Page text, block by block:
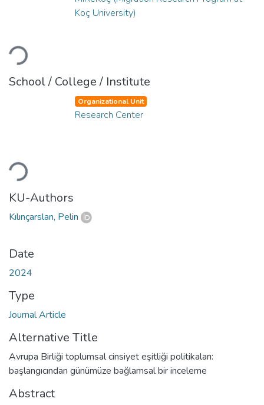
Koç University)
School / College / Institute
Organizational Unit
Research Center
KU-Authors
Kılınçarslan, Pelin
Date
2024
Type
Journal Article
Alternative Title
Avrupa Birliği toplumsal cinsiyet eşitliği politikaları:
başlangıcından günümüze bağlamsal bir inceleme
Abstract